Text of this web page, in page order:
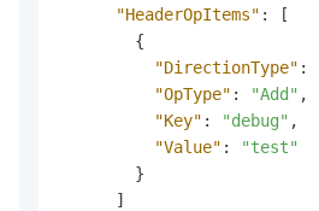
"HeaderOpItems" :
[
{
"DirectionType" :
"OpType" : "Add" ,
"Key" : "debug" ,
"Value" :
"test"
}
]